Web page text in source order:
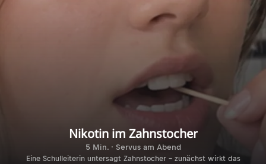
Nikotin im Zahnstocher
5 Min. · Servus am Abend
Eine Schulleiterin untersagt Zahnstocher – zunächst wirkt das